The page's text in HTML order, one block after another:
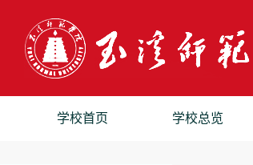
学校首页 学校总览